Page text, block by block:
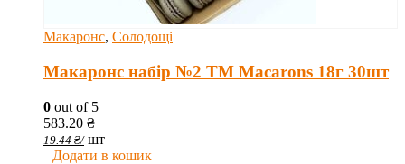
Макаронс, Солодощі
Макаронс набір №2 ТМ Macarons 18г 30шт
0 out of 5
583.20 ₴
19.44 ₴/ шт
Додати в кошик